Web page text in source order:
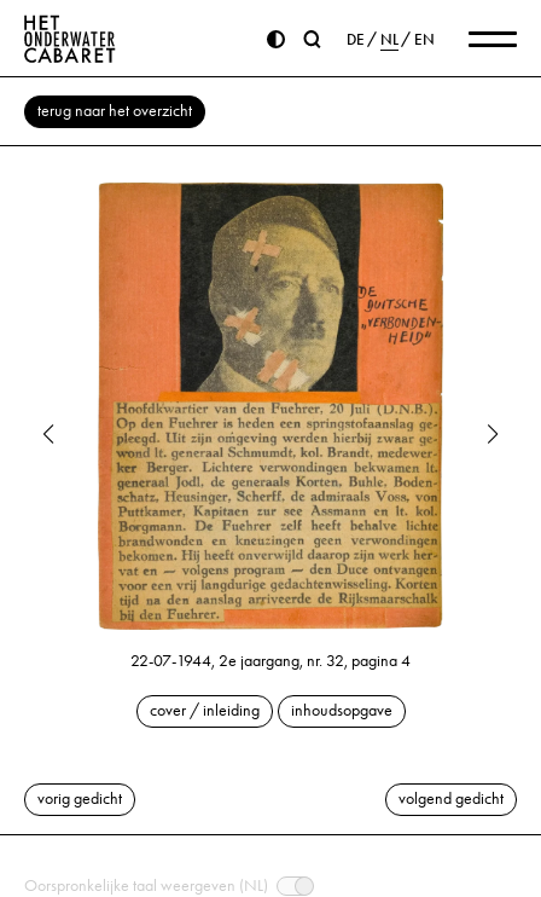
DE NL EN
terug naar het overzicht
22-07-1944, 2e jaargang, nr. 32, pagina 4
cover / inleiding inhoudsopgave
vorig gedicht volgend gedicht
Oorspronkelijke taal weergeven (NL)